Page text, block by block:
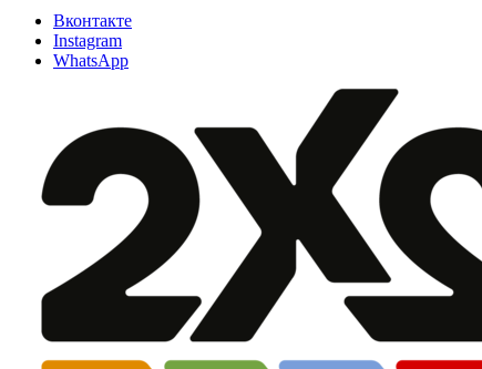
Вконтакте
Instagram
WhatsApp